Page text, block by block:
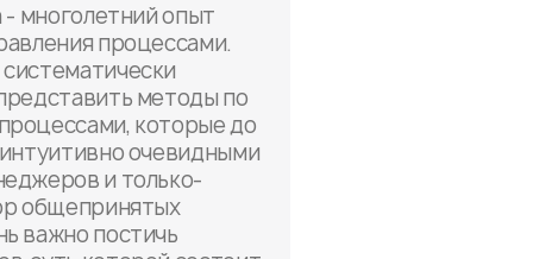
- многолетний опыт
процессами.
методы по
которые до
очевидными
и только-
общепринятых
важно постичь